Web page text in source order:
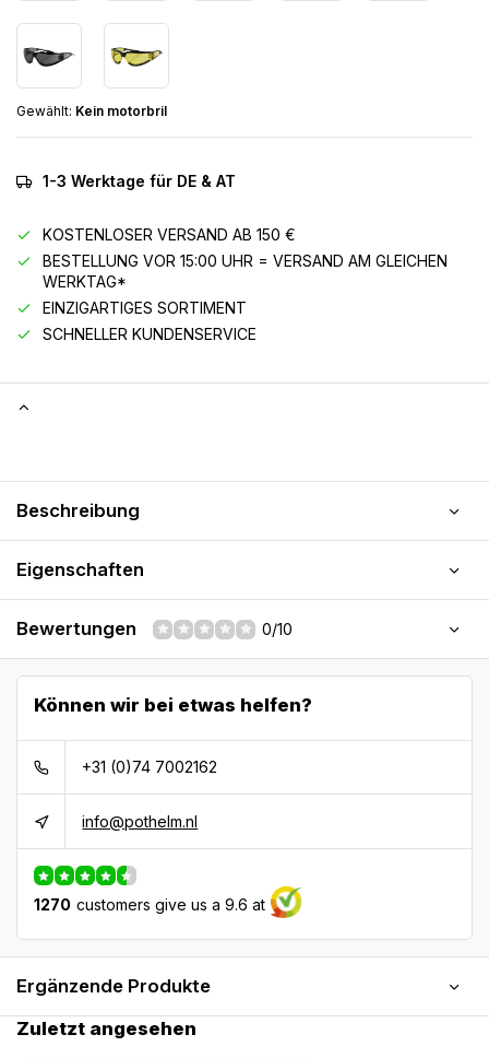
Gewählt: Kein motorbril
1-3 Werktage für DE & AT
KOSTENLOSER VERSAND AB 150 €
BESTELLUNG VOR 15:00 UHR = VERSAND AM GLEICHEN
WERKTAG*
EINZIGARTIGES SORTIMENT
SCHNELLER KUNDENSERVICE
Beschreibung
Eigenschaften
Bewertungen 0/10
Können wir bei etwas helfen?
+31 (0)74 7002162
info@pothelm.nl
1270 customers give us a 9.6 at
Ergänzende Produkte
Zuletzt angesehen